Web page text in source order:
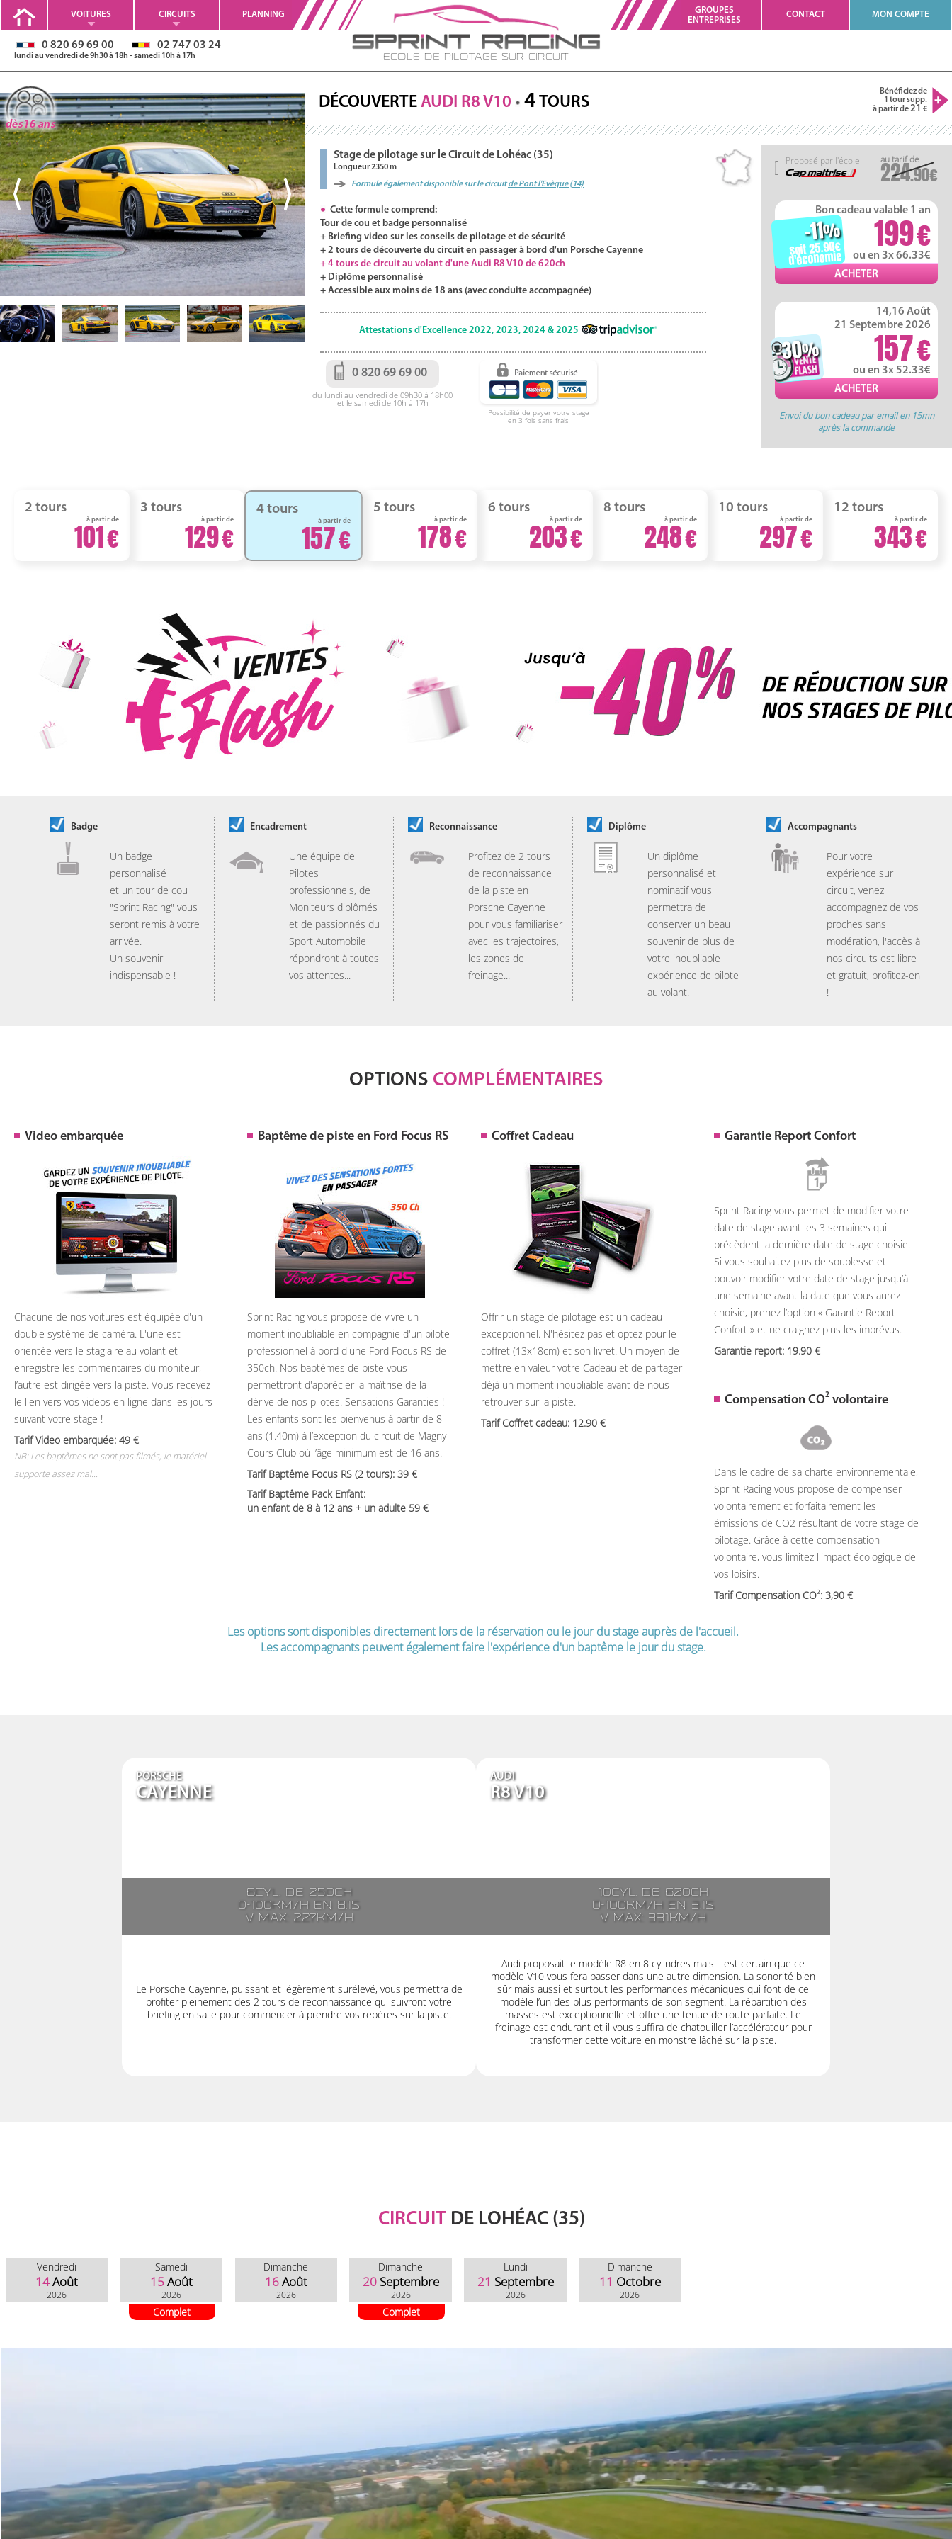
Ecole de Pilotage sur Circuit
VOITURES CIRCUITS PLANNING
GROUPES
ENTREPRISES
CONTACT MON COMPTE
0 820 69 69 00 02 747 03 24
lundi au vendredi de 9h30 à 18h - samedi 10h à 17h
Bénéficiez de
1 tour supp.
à partir de21
DÉCOUVERTE AUDI R8 V10 4 TOURS
224.90
Proposé par l'école:
Bon cadeau valable 1 an
199
ou en 3x 66.33
-11%
soit 25.90
d'économie
14,16 Août
21 Septembre 2026
157
ou en 3x 52.33
-30%
Envoi du bon cadeau par email en 15mn
après la commande
Stage de pilotage sur le Circuit de Lohéac (35)
Longueur 2350 m
Formule également disponible sur le circuitde Pont l'Evèque (14)
Cette formule comprend:
Tour de cou et badge personnalisé
+ Briefing video sur les conseils de pilotage et de sécurité
+ 2 tours de découverte du circuit en passager à bord d'un Porsche Cayenne
+ 4 tours de circuit au volant d'une Audi R8 V10 de 620ch
+ Diplôme personnalisé
+ Accessible aux moins de 18 ans (avec conduite accompagnée)
Attestations d'Excellence 2022, 2023, 2024 & 2025
0 820 69 69 00
du lundi au vendredi de 09h30 à 18h00
et le samedi de 10h à 17h
Possibilité de payer votre stage
en 3 fois sans frais
2 tours
à partir de
101
3 tours
à partir de
129
4 tours
à partir de
157
5 tours
à partir de
178
6 tours
à partir de
203
8 tours
à partir de
248
10 tours
à partir de
297
12 tours
à partir de
343
Badge
Un badge
personnalisé
et un tour de cou
"Sprint Racing" vous
seront remis à votre
arrivée.
Un souvenir
indispensable !
Encadrement
Une équipe de
Pilotes
professionnels, de
Moniteurs diplômés
et de passionnés du
Sport Automobile
répondront à toutes
vos attentes...
Reconnaissance
Profitez de 2 tours
de reconnaissance
de la piste en
Porsche Cayenne
pour vous familiariser
avec les trajectoires,
les zones de
freinage...
Diplôme
Un diplôme
personnalisé et
nominatif vous
permettra de
conserver un beau
souvenir de plus de
votre inoubliable
expérience de pilote
au volant.
Accompagnants
Pour votre
expérience sur
circuit, venez
accompagnez de vos
proches sans
modération, l'accès à
nos circuits est libre
et gratuit, profitez-en
!
OPTIONS COMPLÉMENTAIRES
Video embarquée
Chacune de nos voitures est équipée d'un
double système de caméra. L'une est
orientée vers le stagiaire au volant et
enregistre les commentaires du moniteur,
l’autre est dirigée vers la piste. Vous recevez
le lien vers vos videos en ligne dans les jours
suivant votre stage !
Tarif Video embarquée: 49
NB: Les baptêmes ne sont pas filmés, le matériel
supporte assez mal...
Baptême de piste en Ford Focus RS
Sprint Racing vous propose de vivre un
moment inoubliable en compagnie d'un pilote
professionnel à bord d'une Ford Focus RS de
350ch. Nos baptêmes de piste vous
permettront d'apprécier la maîtrise de la
dérive de nos pilotes. Sensations Garanties !
Les enfants sont les bienvenus à partir de 8
ans (1.40m) à l’exception du circuit de Magny-
Cours Club où l’âge minimum est de 16 ans.
Tarif Baptême Focus RS (2 tours): 39
Tarif Baptême Pack Enfant:
un enfant de 8 à 12 ans + un adulte 59
Coffret Cadeau
Offrir un stage de pilotage est un cadeau
exceptionnel. N'hésitez pas et optez pour le
coffret (13x18cm) et son livret. Un moyen de
mettre en valeur votre Cadeau et de partager
déjà un moment inoubliable avant de nous
retrouver sur la piste.
Tarif Coffret cadeau: 12.90
Garantie Report Confort
Sprint Racing vous permet de modifier votre
date de stage avant les 3 semaines qui
précèdent la dernière date de stage choisie.
Si vous souhaitez plus de souplesse et
pouvoir modifier votre date de stage jusqu’à
une semaine avant la date que vous aurez
choisie, prenez l’option « Garantie Report
Confort » et ne craignez plus les imprévus.
Garantie report: 19.90
Compensation CO2volontaire
Dans le cadre de sa charte environnementale,
Sprint Racing vous propose de compenser
volontairement et forfaitairement les
émissions de CO2 résultant de votre stage de
pilotage. Grâce à cette compensation
volontaire, vous limitez l'impact écologique de
vos loisirs.
Tarif Compensation CO2: 3,90
Les options sont disponibles directement lors de la réservation ou le jour du stage auprès de l'accueil.
Les accompagnants peuvent également faire l'expérience d'un baptême le jour du stage.
PORSCHE
CAYENNE
6cyl. de 250ch
0-100km/h en 8.1s
V max: 227km/h
Le Porsche Cayenne, puissant et légèrement surélevé, vous permettra de
profiter pleinement des 2 tours de reconnaissance qui suivront votre
briefing en salle pour commencer à prendre vos repères sur la piste.
AUDI
R8 V10
10cyl. de 620ch
0-100km/h en 3.1s
V max: 331km/h
Audi proposait le modèle R8 en 8 cylindres mais il est certain que ce
modèle V10 vous fera passer dans une autre dimension. La sonorité bien
sûr mais aussi et surtout les performances mécaniques qui font de ce
modèle l’un des plus performants de son segment. La répartition des
masses est exceptionnelle et offre une tenue de route parfaite. Le
freinage est endurant et il vous suffira de chatouiller l’accélérateur pour
transformer cette voiture en monstre lâché sur la piste.
CIRCUITDE LOHÉAC (35)
Vendredi
14Août
2026
Samedi
15Août
2026
Complet
Dimanche
16Août
2026
Dimanche
20 Septembre
2026
Complet
Lundi
21 Septembre
2026
Dimanche
11 Octobre
2026